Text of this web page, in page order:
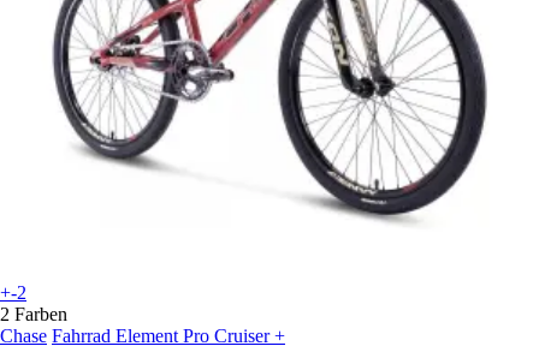
+-2
2 Farben
Chase Fahrrad Element Pro Cruiser +